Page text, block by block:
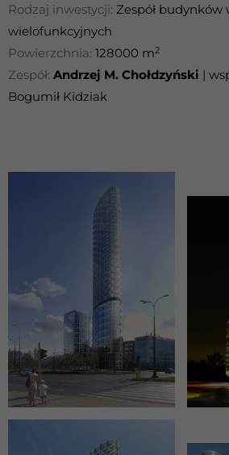
Rodzaj inwestycji: Zespół budynków
wielofunkcyjnych
Powierzchnia: 128000 m2
Zespół: Andrzej M. Chołdzyński |
Bogumił Kidziak